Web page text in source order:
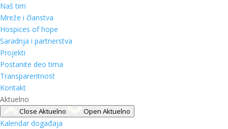
Naš tim
Mreže i članstva
Hospices of hope
Saradnja i partnerstva
Projekti
Postanite deo tima
Transparentnost
Kontakt
Aktuelno
Close Aktuelno Open Aktuelno
Kalendar događaja